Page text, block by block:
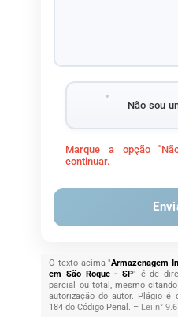
Não sou
Marque a opção
continuar.
O texto acima "Armazenagem
em São Roque - SP" é de
parcial ou total, mesmo
autorização do autor. Plágio
184 do Código Penal. – Lei n°